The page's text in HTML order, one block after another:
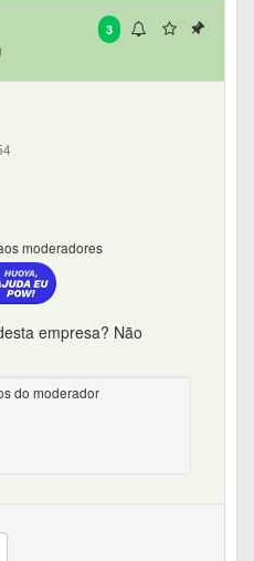
3
moderadores
empresa? Não
do moderador